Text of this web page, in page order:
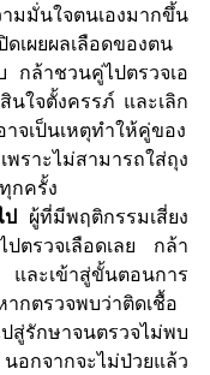
นใจตนเองมากขึ้น
ดเผยผลเลือดของตน
กล้าชวนคู่ไปตรวจเอ
นใจตั้งครรภ์ และเลิก
าจเป็นเหตุทำให้คู่ของ
าะไม่สามารถใส่ถุง
กครั้ง
ป ผู้ที่มีพฤติกรรมเสี่ยง
ปตรวจเลือดเลย กล้า
ละเข้าสู่ขั้นตอนการ
กตรวจพบว่าติดเชื้อ
สู่รักษาจนตรวจไม่พบ
อกจากจะไม่ป่วยแล้ว